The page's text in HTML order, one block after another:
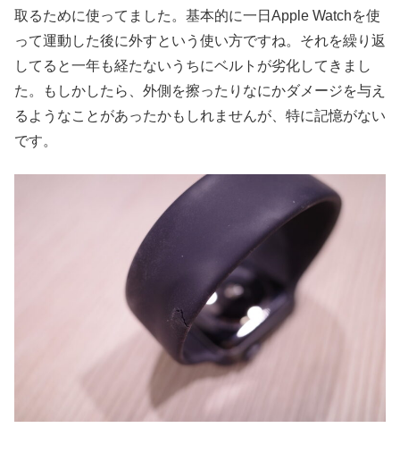
取るために使ってました。基本的に一日Apple Watchを使
って運動した後に外すという使い方ですね。それを繰り返
してると一年も経たないうちにベルトが劣化してきまし
た。もしかしたら、外側を擦ったりなにかダメージを与え
るようなことがあったかもしれませんが、特に記憶がない
です。